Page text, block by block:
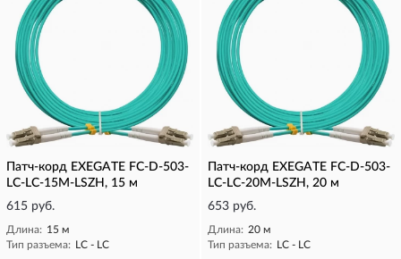
Патч-корд EXEGATE FC-D-503-
LC-LC-15M-LSZH, 15 м
615 руб.
Длина: 15 м
Тип разъема: LC - LC
Патч-корд EXEGATE FC-D-503-
LC-LC-20M-LSZH, 20 м
653 руб.
Длина: 20 м
Тип разъема: LC - LC